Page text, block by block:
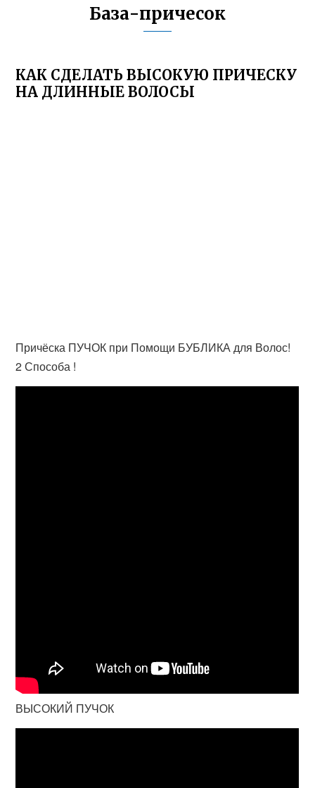
База-причесок
КАК СДЕЛАТЬ ВЫСОКУЮ ПРИЧЕСКУ
НА ДЛИННЫЕ ВОЛОСЫ
Причёска ПУЧОК при Помощи БУБЛИКА для Волос!
2 Способа !
ВЫСОКИЙ ПУЧОК